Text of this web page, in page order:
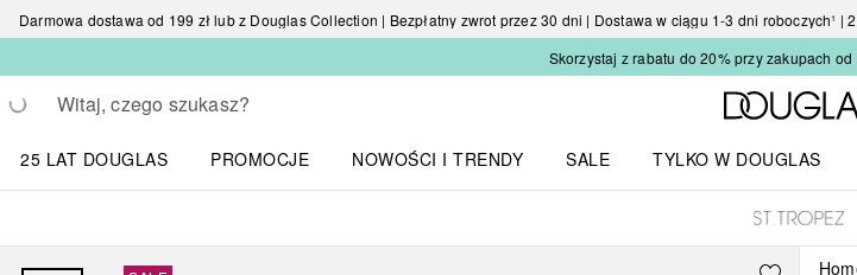
Darmowa dostawa od 199 zł lub z Douglas Collection | Bezpłatny zwrot przez 30 dni | Dostawa w ciągu 1-3 dni roboczych¹ |
Skorzystaj z rabatu do 20% przy zakupach od
Wracać
Wykonaj wyszukiwanie
25 LAT DOUGLAS
PROMOCJE
NOWOŚCI I TRENDY
SALE
TYLKO W DOUGLAS